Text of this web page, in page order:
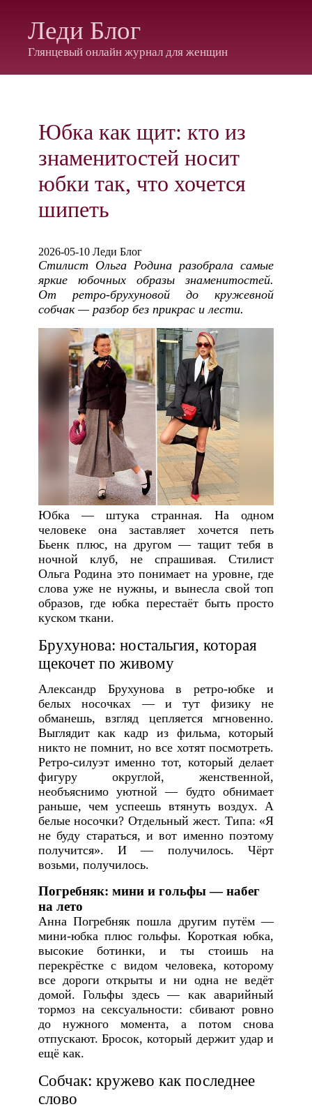
Леди Блог
Глянцевый онлайн журнал для женщин
Юбка как щит: кто из
знаменитостей носит
юбки так, что хочется
шипеть
2026-05-10 Леди Блог
Стилист Ольга Родина разобрала самые
яркие юбочных образы знаменитостей.
От ретро-брухуновой до кружевной
собчак — разбор без прикрас и лести.
Юбка — штука странная. На одном
человеке она заставляет хочется петь
Бьенк плюс, на другом — тащит тебя в
ночной клуб, не спрашивая. Стилист
Ольга Родина это понимает на уровне, где
слова уже не нужны, и вынесла свой топ
образов, где юбка перестаёт быть просто
куском ткани.
Брухунова: ностальгия, которая
щекочет по живому
Александр Брухунова в ретро-юбке и
белых носочках — и тут физику не
обманешь, взгляд цепляется мгновенно.
Выглядит как кадр из фильма, который
никто не помнит, но все хотят посмотреть.
Ретро-силуэт именно тот, который делает
фигуру округлой, женственной,
необъяснимо уютной — будто обнимает
раньше, чем успеешь втянуть воздух. А
белые носочки? Отдельный жест. Типа: «Я
не буду стараться, и вот именно поэтому
получится». И — получилось. Чёрт
возьми, получилось.
Погребняк: мини и гольфы — набег
на лето
Анна Погребняк пошла другим путём —
мини-юбка плюс гольфы. Короткая юбка,
высокие ботинки, и ты стоишь на
перекрёстке с видом человека, которому
все дороги открыты и ни одна не ведёт
домой. Гольфы здесь — как аварийный
тормоз на сексуальности: сбивают ровно
до нужного момента, а потом снова
отпускают. Бросок, который держит удар и
ещё как.
Собчак: кружево как последнее
слово